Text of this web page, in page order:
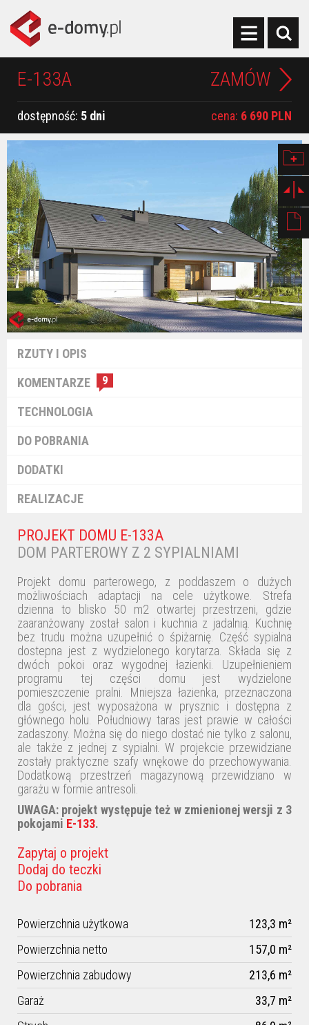
E-133A ZAMÓW
cena: 6 690 PLN
dostępność: 5 dni
RZUTY I OPIS
KOMENTARZE
9
TECHNOLOGIA
DO POBRANIA
DODATKI
REALIZACJE
PROJEKT DOMU E-133A
DOM PARTEROWY Z 2 SYPIALNIAMI
Projekt domu parterowego, z poddaszem o dużych
możliwościach adaptacji na cele użytkowe. Strefa
dzienna to blisko 50 m2 otwartej przestrzeni, gdzie
zaaranżowany został salon i kuchnia z jadalnią. Kuchnię
bez trudu można uzupełnić o śpiżarnię. Część sypialna
dostepna jest z wydzielonego korytarza. Składa się z
dwóch pokoi oraz wygodnej łazienki. Uzupełnieniem
programu tej części domu jest wydzielone
pomieszczenie pralni. Mniejsza łazienka, przeznaczona
dla gości, jest wyposażona w prysznic i dostępna z
głównego holu. Południowy taras jest prawie w całości
zadaszony. Można się do niego dostać nie tylko z salonu,
ale także z jednej z sypialni. W projekcie przewidziane
zostały praktyczne szafy wnękowe do przechowywania.
Dodatkową przestrzeń magazynową przewidziano w
garażu w formie antresoli.
UWAGA: projekt występuje też w zmienionej wersji z 3
pokojami E-133.
Zapytaj o projekt
Dodaj do teczki
Do pobrania
Powierzchnia użytkowa
123,3 m²
Powierzchnia netto
157,0 m²
Powierzchnia zabudowy
213,6 m²
Garaż
33,7 m²